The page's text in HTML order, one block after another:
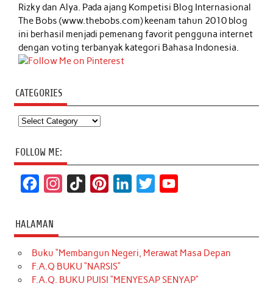
Rizky dan Alya. Pada ajang Kompetisi Blog Internasional
The Bobs (www.thebobs.com) keenam tahun 2010 blog
ini berhasil menjadi pemenang favorit pengguna internet
dengan voting terbanyak kategori Bahasa Indonesia.
CATEGORIES
Categories
FOLLOW ME:
c
e
b
o
t
a
g
T
o
k
t
e
r
k
e
d
t
t
e
T
u
b
HALAMAN
Buku “Membangun Negeri, Merawat Masa Depan
F.A.Q BUKU “NARSIS”
F.A.Q. BUKU PUISI “MENYESAP SENYAP”